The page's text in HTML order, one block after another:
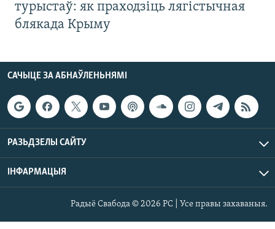
турыстаў: як праходзіць лягістычная
блякада Крыму
САЧЫЦЕ ЗА АБНАЎЛЕНЬНЯМІ
РАЗЬДЗЕЛЫ САЙТУ
ІНФАРМАЦЫЯ
Радыё Свабода © 2026 РС | Усе правы захаваныя.